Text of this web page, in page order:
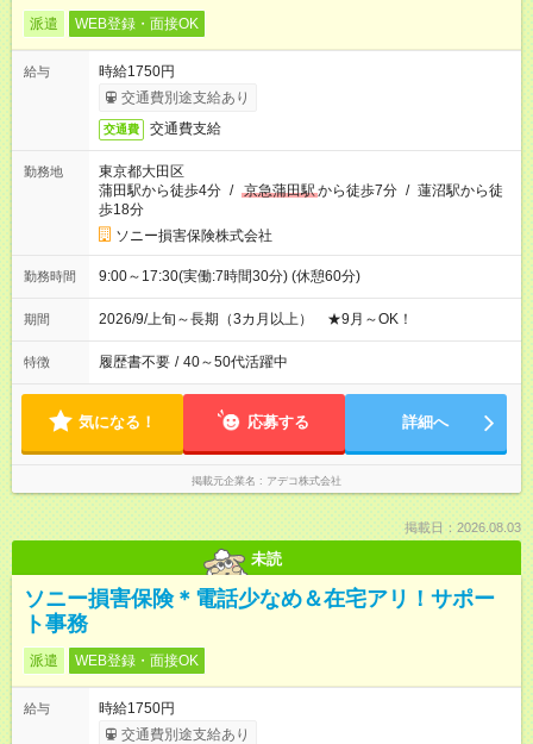
派遣 WEB登録・面接OK
給与
時給1750円
交通費別途支給あり
交通費 交通費支給
勤務地
東京都大田区
蒲田駅から徒歩4分 / 京急蒲田駅から徒歩7分 / 蓮沼駅から徒
歩18分
ソニー損害保険株式会社
勤務時間 9:00～17:30(実働:7時間30分) (休憩60分)
期間 2026/9/上旬～長期（3カ月以上） ★9月～OK！
特徴 履歴書不要 / 40～50代活躍中
気になる！ 応募する 詳細へ
掲載元企業名 アデコ株式会社
掲載日：2026.08.03
未読
ソニー損害保険＊電話少なめ＆在宅アリ！サポー
ト事務
派遣 WEB登録・面接OK
給与
時給1750円
交通費別途支給あり